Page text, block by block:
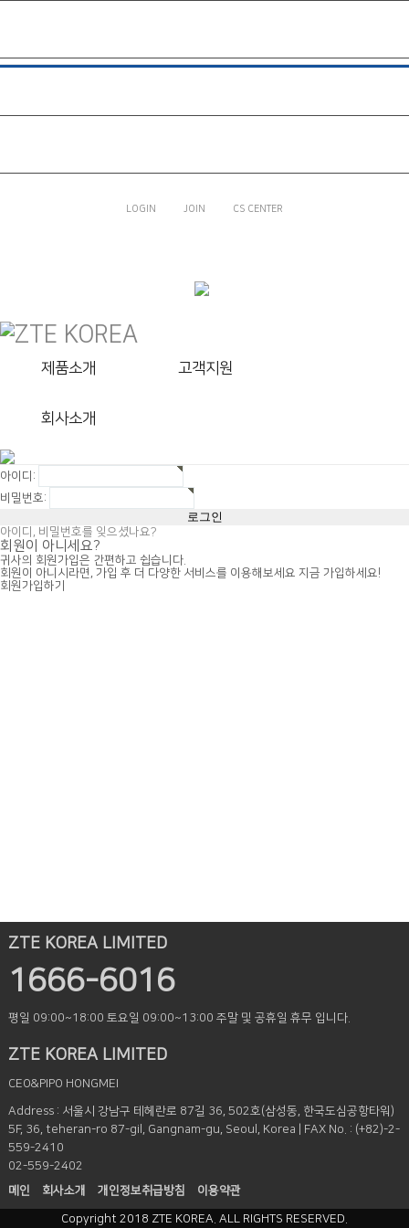
LOGIN JOIN CS CENTER
제품소개 고객지원
회사소개
아이디:
비밀번호:
아이디, 비밀번호를 잊으셨나요?
회원이 아니세요?
귀사의 회원가입은 간편하고 쉽습니다.
회원이 아니시라면, 가입 후 더 다양한 서비스를 이용해보세요 지금 가입하세요!
회원가입하기
ZTE KOREA LIMITED
1666-6016
평일 09:00~18:00 토요일 09:00~13:00 주말 및 공휴일 휴무 입니다.
ZTE KOREA LIMITED
CEO&PIPO HONGMEI
Address : 서울시 강남구 테헤란로 87길 36, 502호(삼성동, 한국도심공항타워)
5F, 36, teheran-ro 87-gil, Gangnam-gu, Seoul, Korea | FAX No. : (+82)-2-
559-2410
02-559-2402
메인
회사소개 개인정보취급방침 이용약관
Copyright 2018 ZTE KOREA. ALL RIGHTS RESERVED.